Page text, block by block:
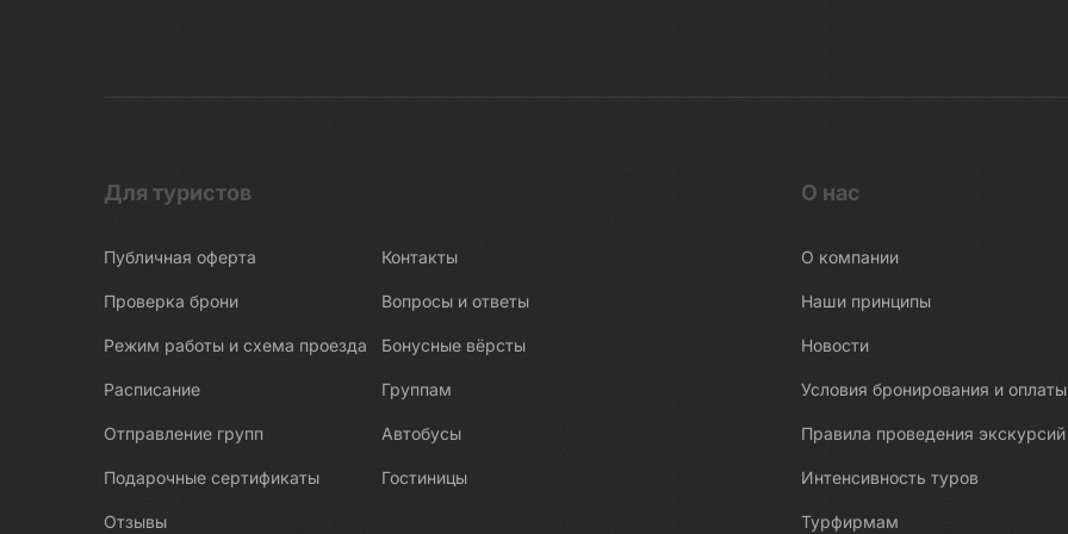
Для туристов
Публичная оферта
Проверка брони
Режим работы и схема проезда
Расписание
Отправление групп
Подарочные сертификаты
Отзывы
Контакты
Вопросы и ответы
Бонусные вёрсты
Группам
Автобусы
Гостиницы
О нас
О компании
Наши принципы
Новости
Условия бронирования и оплаты
Правила проведения экскурсий
Интенсивность туров
Турфирмам